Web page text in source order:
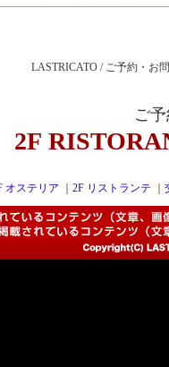
LASTRICATO / ご予約・お
ご
2F
オステリア 2F リストランテ